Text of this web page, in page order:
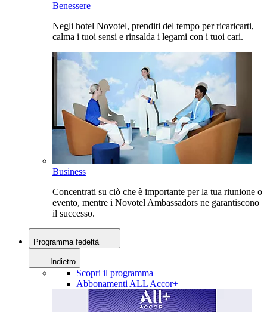
Benessere
Negli hotel Novotel, prenditi del tempo per ricaricarti,
calma i tuoi sensi e rinsalda i legami con i tuoi cari.
Business
Concentrati su ciò che è importante per la tua riunione o
evento, mentre i Novotel Ambassadors ne garantiscono
il successo.
Programma fedeltà
Indietro
Scopri il programma
Abbonamenti ALL Accor+